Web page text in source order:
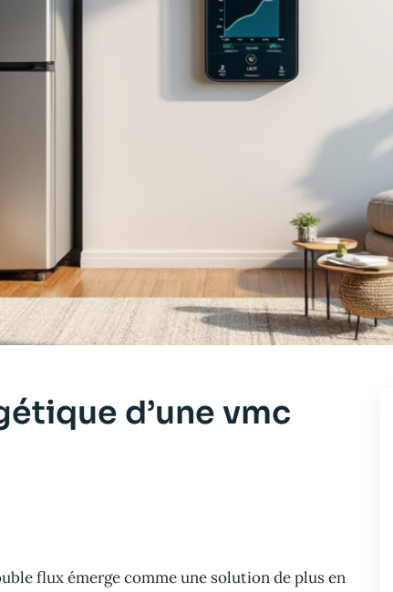
d’une vmc
flux émerge comme une solution de plus en